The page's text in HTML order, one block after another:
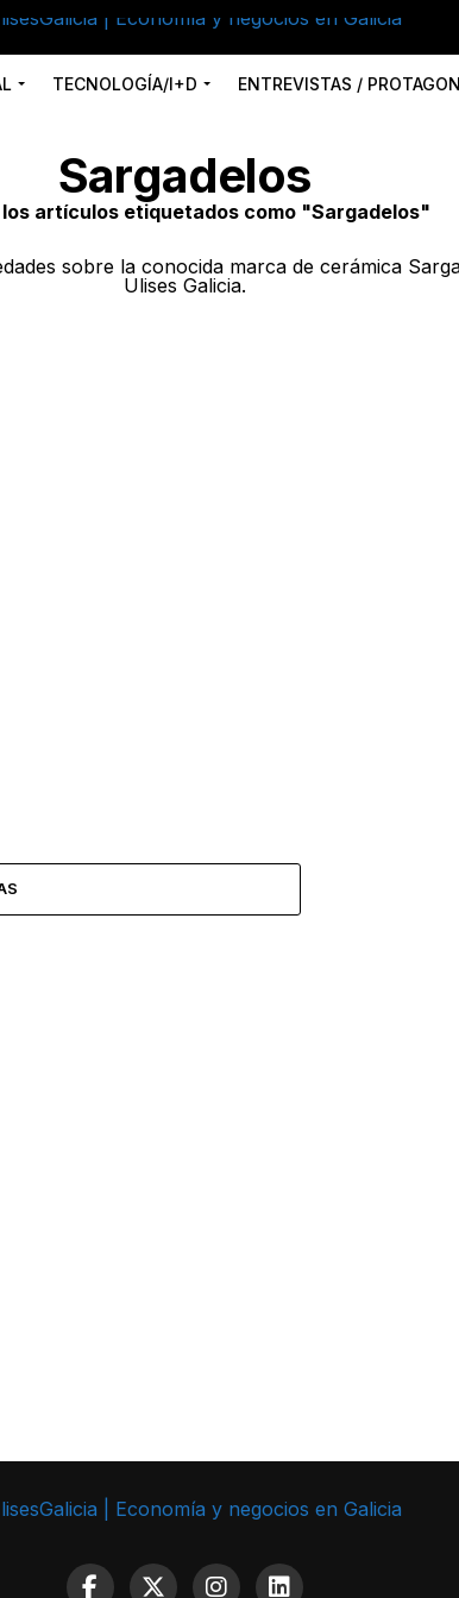
TECNOLOGÍA/I+D ENTREVISTAS /
Sargadelos
los artículos etiquetados como "Sargadelos"
sobre la conocida marca de cerámica
Ulises Galicia.